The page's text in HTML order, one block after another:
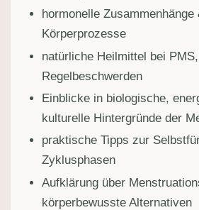
hormonelle Zusammenhänge
Körperprozesse
natürliche Heilmittel bei
Regelbeschwerden
Einblicke in biologische,
kulturelle Hintergründe der
praktische Tipps zur
Zyklusphasen
Aufklärung über
körperbewusste Alternativen